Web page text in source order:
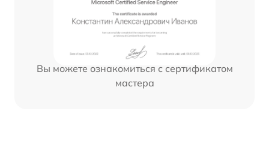
Вы можете ознакомиться с сертификатом
мастера